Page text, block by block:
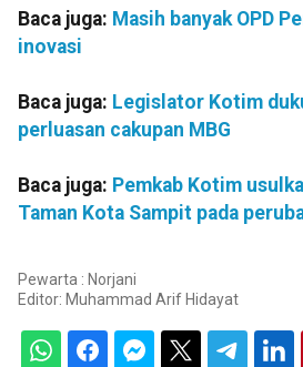
Baca juga: Masih banyak OPD
inovasi
Baca juga: Legislator Kotim
perluasan cakupan MBG
Baca juga: Pemkab Kotim
Taman Kota Sampit pada
Pewarta : Norjani
Editor: Muhammad Arif Hidayat